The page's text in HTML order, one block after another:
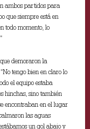
ambos partidos para
que siempre está en
todo momento, lo
demoraron la
tengo bien en claro lo
el equipo estaba
hinchas, sino también
encontraban en el lugar
las aguas
un gol abajo y